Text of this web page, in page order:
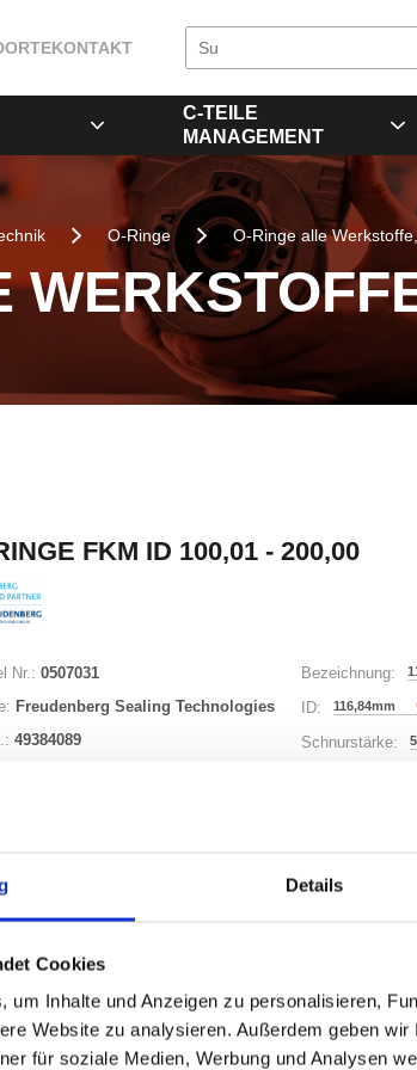
Details
Cookies
um Inhalte und Anzeigen zu personalisieren,
Website zu analysieren. Außerdem geben
für soziale Medien, Werbung und Analysen
KONTAKT
C-TEILE
MANAGEMENT
O-Ringe O-Ringe alle
FKM ID 100,01 - 200,00
Nr.: 0507031
Freudenberg Sealing Technologies
49384089
Bezeichnung:
ID: 116,84mm
Schnurstärke:
auf Lager